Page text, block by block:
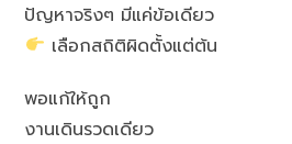
ปัญหาจริงๆ มีแค่ข้อเดียว
เลือกสถิติผิดตั้งแต่ต้น
พอแก้ให้ถูก
งานเดินรวดเดียว